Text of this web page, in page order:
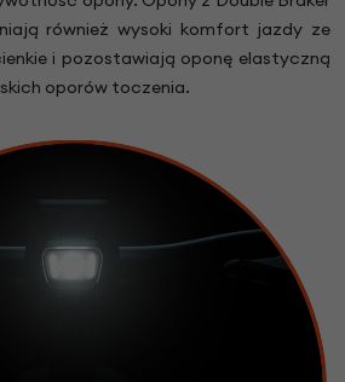
również wysoki komfort jazdy ze
i pozostawiają oponę elastyczną
oporów toczenia.